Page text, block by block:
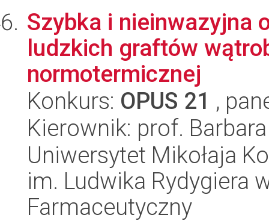
Szybka i nieinwazyjna
ludzkich graftów
normotermicznej
Konkurs: OPUS 21 ,
Kierownik: prof.
Uniwersytet Mikołaja
im. Ludwika Rydygiera
Farmaceutyczny